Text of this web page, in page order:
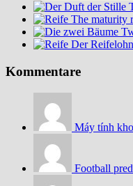
The maturity
Der Reifelohn
Kommentare
Máy tính
Football